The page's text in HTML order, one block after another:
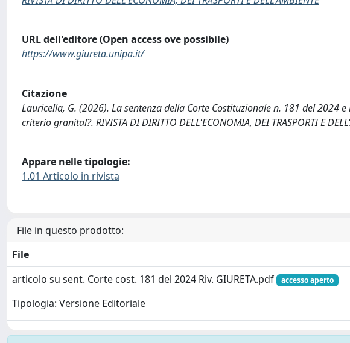
URL dell'editore (Open access ove possibile)
https://www.giureta.unipa.it/
Citazione
Lauricella, G. (2026). La sentenza della Corte Costituzionale n. 181 del 2024
criterio granital?. RIVISTA DI DIRITTO DELL'ECONOMIA, DEI TRASPORTI E
Appare nelle tipologie:
1.01 Articolo in rivista
File in questo prodotto:
File
articolo su sent. Corte cost. 181 del 2024 Riv. GIURETA.pdf
accesso aperto
Tipologia: Versione Editoriale